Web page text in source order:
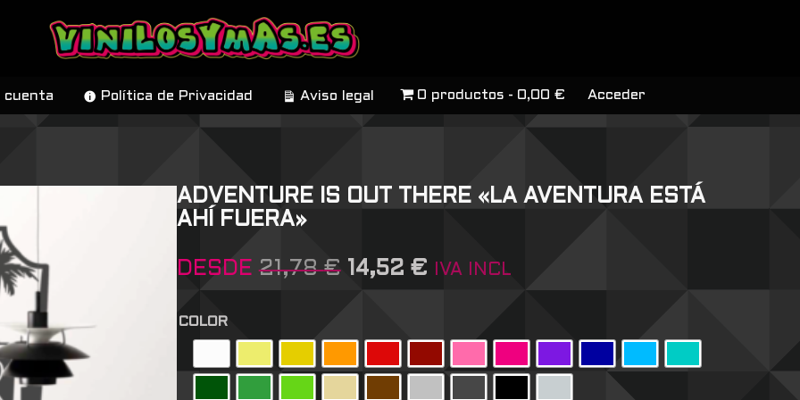
cuenta Política de Privacidad Aviso legal 0 productos 0,00 € Acceder
ADVENTURE IS OUT THERE «LA AVENTURA ESTÁ
AHÍ FUERA»
DESDE 21,78€ 14,52 € IVA INCL
COLOR